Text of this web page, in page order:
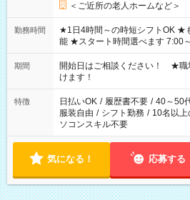
＜ご近所の老人ホームなど＞
勤務時間
★1日4時間～の時短シフトOK ★もちろんフルタイムシフトも可
能 ★スタート時間選べます 7:00
20:00 など 残業なし！ ※Wワークの場合、他のお仕事と合わせ
週40時間超の就業はご案内でき
間以上勤務は社会保険への加入
（日雇い派遣の原則禁止）によ
案内が難しい場合があります
期間
開始日はご相談ください！ ★職
けます！
特徴 日払いOK / 履歴書不要 / 40～50
服装自由 / シフト勤務 / 10名以
ソコンスキル不要
気になる！ 応募する